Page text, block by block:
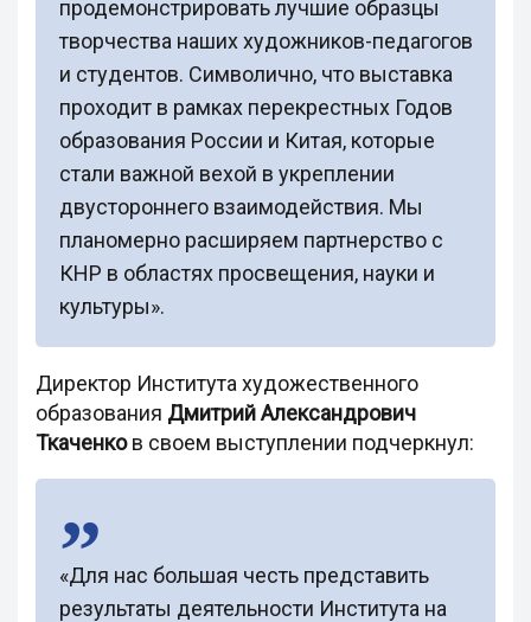
продемонстрировать лучшие образцы
творчества наших художников-педагогов
и студентов. Символично, что выставка
проходит в рамках перекрестных Годов
образования России и Китая, которые
стали важной вехой в укреплении
двустороннего взаимодействия. Мы
планомерно расширяем партнерство с
КНР в областях просвещения, науки и
культуры».
Директор Института художественного
образования Дмитрий Александрович
Ткаченков своем выступлении подчеркнул:
«Для нас большая честь представить
результаты деятельности Института на